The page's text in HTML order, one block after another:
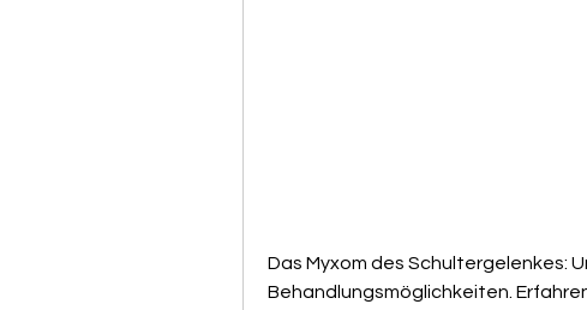
Das Myxom des Schultergelenkes:
Behandlungsmöglichkeiten.